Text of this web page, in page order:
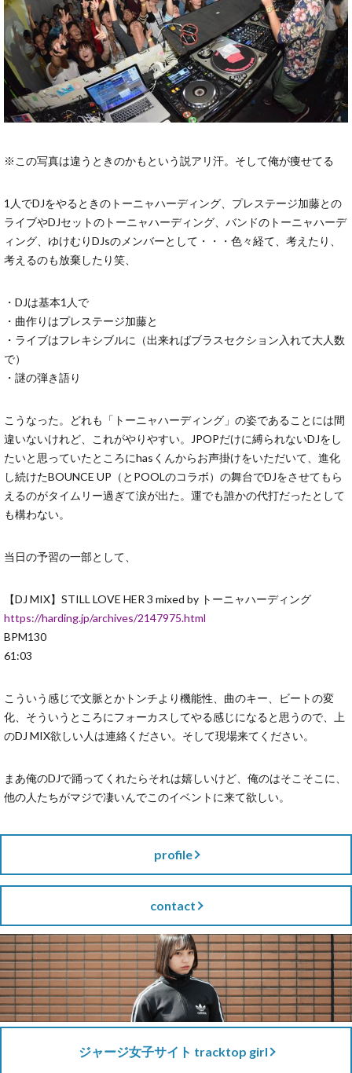
※この写真は違うときのかもという説アリ汗。そして俺が痩せてる
1人でDJをやるときのトーニャハーディング、プレステージ加藤との
ライブやDJセットのトーニャハーディング、バンドのトーニャハーデ
ィング、ゆけむりDJsのメンバーとして・・・色々経て、考えたり、
考えるのも放棄したり笑、
・DJは基本1人で
・曲作りはプレステージ加藤と
・ライブはフレキシブルに（出来ればブラスセクション入れて大人数
で）
・謎の弾き語り
こうなった。どれも「トーニャハーディング」の姿であることには間
違いないけれど、これがやりやすい。JPOPだけに縛られないDJをし
たいと思っていたところにhasくんからお声掛けをいただいて、進化
し続けたBOUNCE UP（とPOOLのコラボ）の舞台でDJをさせてもら
えるのがタイムリー過ぎて涙が出た。運でも誰かの代打だったとして
も構わない。
当日の予習の一部として、
【DJ MIX】STILL LOVE HER 3 mixed by トーニャハーディング
https://harding.jp/archives/2147975.html
BPM130
61:03
こういう感じで文脈とかトンチより機能性、曲のキー、ビートの変
化、そういうところにフォーカスしてやる感じになると思うので、上
のDJ MIX欲しい人は連絡ください。そして現場来てください。
まあ俺のDJで踊ってくれたらそれは嬉しいけど、俺のはそこそこに、
他の人たちがマジで凄いんでこのイベントに来て欲しい。
profile
contact
ジャージ女子サイト tracktop girl